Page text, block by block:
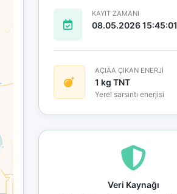
KAYIT ZAMANI
08.05.2026 15:45:01
AÇIÄA ÇIKAN ENERJİ
1 kg TNT
Yerel sarsıntı enerjisi
Veri Kaynağı